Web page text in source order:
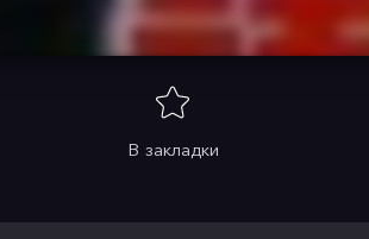
В закладки